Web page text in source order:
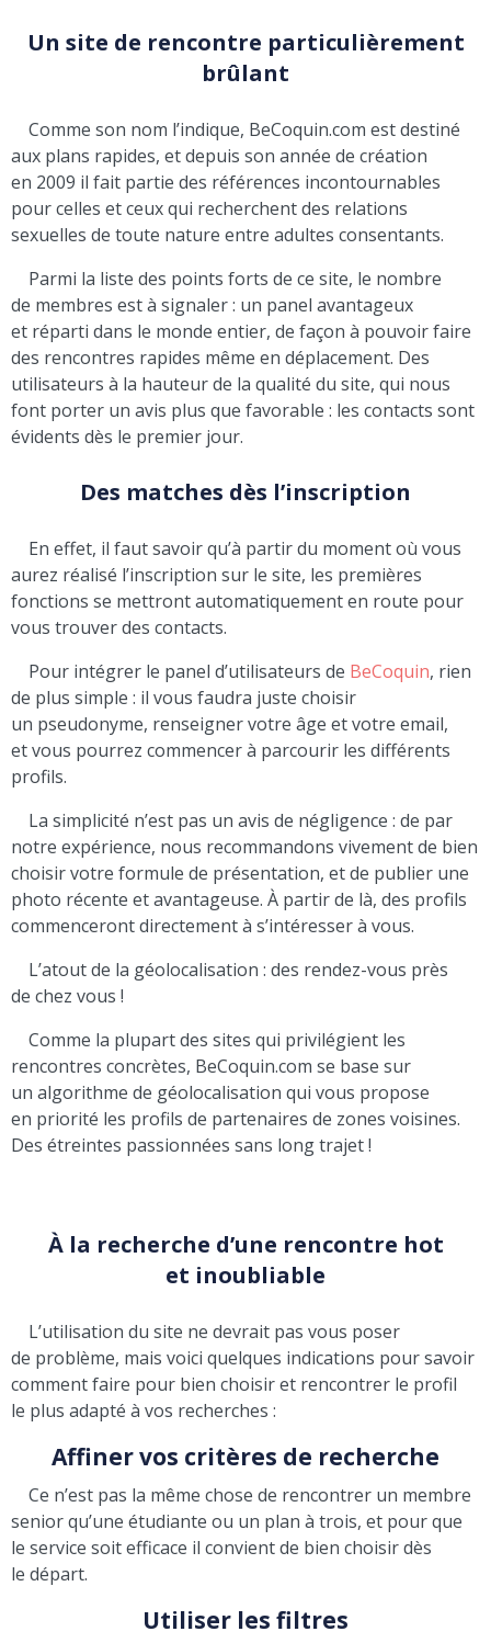
Un site de rencontre particulièrement
brûlant
Comme son nom l’indique, BeCoquin.com est destiné
aux plans rapides, et depuis son année de création
en 2009 il fait partie des références incontournables
pour celles et ceux qui recherchent des relations
sexuelles de toute nature entre adultes consentants.
Parmi la liste des points forts de ce site, le nombre
de membres est à signaler : un panel avantageux
et réparti dans le monde entier, de façon à pouvoir faire
des rencontres rapides même en déplacement. Des
utilisateurs à la hauteur de la qualité du site, qui nous
font porter un avis plus que favorable : les contacts sont
évidents dès le premier jour.
Des matches dès l’inscription
En effet, il faut savoir qu’à partir du moment où vous
aurez réalisé l’inscription sur le site, les premières
fonctions se mettront automatiquement en route pour
vous trouver des contacts.
Pour intégrer le panel d’utilisateurs de BeCoquin, rien
de plus simple : il vous faudra juste choisir
un pseudonyme, renseigner votre âge et votre email,
et vous pourrez commencer à parcourir les différents
profils.
La simplicité n’est pas un avis de négligence : de par
notre expérience, nous recommandons vivement de bien
choisir votre formule de présentation, et de publier une
photo récente et avantageuse. À partir de là, des profils
commenceront directement à s’intéresser à vous.
L’atout de la géolocalisation : des rendez-vous près
de chez vous !
Comme la plupart des sites qui privilégient les
rencontres concrètes, BeCoquin.com se base sur
un algorithme de géolocalisation qui vous propose
en priorité les profils de partenaires de zones voisines.
Des étreintes passionnées sans long trajet !
À la recherche d’une rencontre hot
et inoubliable
L’utilisation du site ne devrait pas vous poser
de problème, mais voici quelques indications pour savoir
comment faire pour bien choisir et rencontrer le profil
le plus adapté à vos recherches :
Affiner vos critères de recherche
Ce n’est pas la même chose de rencontrer un membre
senior qu’une étudiante ou un plan à trois, et pour que
le service soit efficace il convient de bien choisir dès
le départ.
Utiliser les filtres